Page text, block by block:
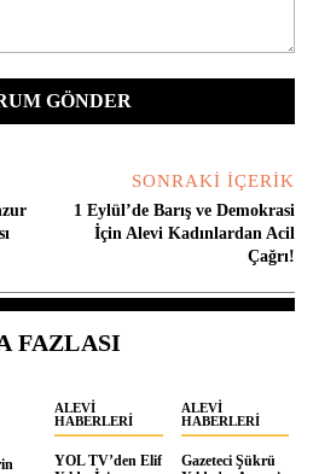
SONRAKI İÇERIK
1 Eylül’de Barış ve Demokrasi
İçin Alevi Kadınlardan Acil
Çağrı!
FAZLASI
ALEVI
HABERLERI
YOL TV’den Elif
ALEVI
HABERLERI
Gazeteci Şükrü